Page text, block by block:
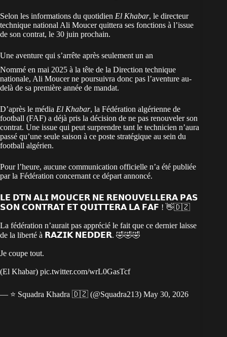
Selon les informations du quotidien El Khabar, le directeur
technique national Ali Moucer quittera ses fonctions à l’issue
de son contrat, le 30 juin prochain.
Une aventure qui s’arrête après seulement un an
Nommé en mai 2025 à la tête de la Direction technique
nationale, Ali Moucer ne poursuivra donc pas l’aventure au-
delà de sa première année de mandat.
D’après le média El Khabar, la Fédération algérienne de
football (FAF) a déjà pris la décision de ne pas renouveler son
contrat. Une issue qui peut surprendre tant le technicien n’aura
passé qu’une seule saison à ce poste stratégique au sein du
football algérien.
Pour l’heure, aucune communication officielle n’a été publiée
par la Fédération concernant ce départ annoncé.
𝗟𝗘 𝗗𝗧𝗡 𝗔𝗟𝗜 𝗠𝗢𝗨𝗖𝗘𝗥 𝗡𝗘 𝗥𝗘𝗡𝗢𝗨𝗩𝗘𝗟𝗟𝗘𝗥𝗔 𝗣𝗔𝗦
𝗦𝗢𝗡 𝗖𝗢𝗡𝗧𝗥𝗔𝗧 𝗘𝗧 𝗤𝗨𝗜𝗧𝗧𝗘𝗥𝗔 𝗟𝗔 𝗙𝗔𝗙 ! 👋🇩🇿
La fédération n’aurait pas apprécié le fait que ce dernier laisse
de la liberté à 𝗥𝗔𝗭𝗜𝗞 𝗡𝗘𝗗𝗗𝗘𝗥. 🤣🤣🤣
Je coupe tout.
(El Khabar) pic.twitter.com/wrL0GasTcf
— ⭐️ Squadra Khadra 🇩🇿 (@Squadra213) May 30, 2026